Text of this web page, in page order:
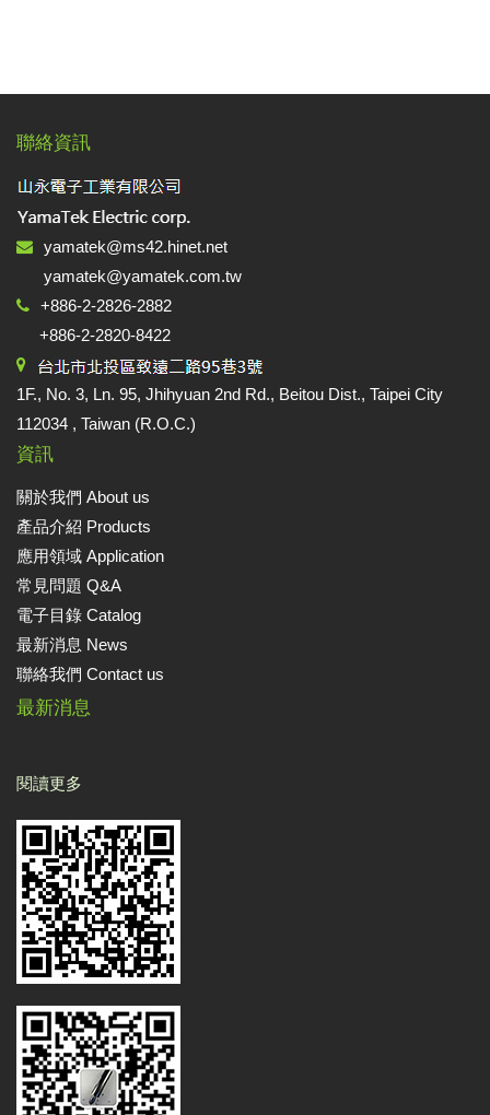
聯絡資訊
yamatek@ms42.hinet.net
yamatek@yamatek.com.tw
+886-2-2826-2882
+886-2-2820-8422
1F., No. 3, Ln. 95, Jhihyuan 2nd Rd., Beitou Dist., Taipei City
112034 , Taiwan (R.O.C.)
資訊
關於我們 About us
產品介紹 Products
應用領域 Application
常見問題 Q&A
電子目錄 Catalog
最新消息 News
聯絡我們 Contact us
最新消息
閱讀更多